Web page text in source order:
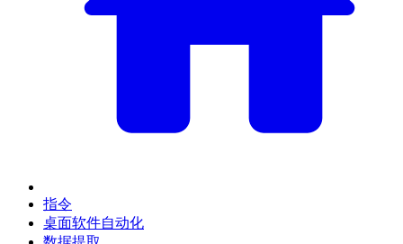
指令
桌面软件自动化